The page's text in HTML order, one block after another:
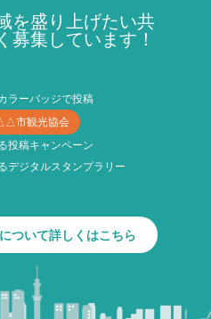
を盛り上げたい共
募集しています！
ラーバッジで投稿
市観光協会
投稿キャンペーン
デジタルスタンプラリー
ついて詳しくはこちら